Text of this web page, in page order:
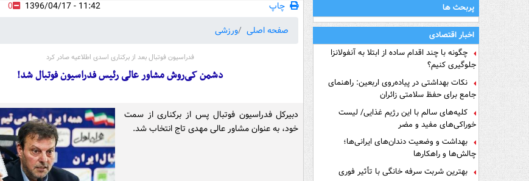
پربحث ها
اخبار اقتصادی
چگونه با چند اقدام ساده از ابتلا به آنفولانزا
جلوگیری کنیم؟
نکات بهداشتی در پیاده‌روی اربعین: راهنمای
جامع برای حفظ سلامتی زائران
کلیه‌های سالم با این رژیم غذایی/ لیست
خوراکی‌های مفید و مضر
بهداشت و وضعیت دندان‌های ایرانی‌ها؛
چالش‌ها و راهکارها
بهترین شربت سرفه خانگی با تأثیر فوری
چاپ 0
11:42 - 1396/04/17
صفحه اصلی
ورزشی
فدراسیون فوتبال بعد از برکناری اسدی اطلاعیه صادر کرد
دشمن کی‌روش مشاور عالی رئیس فدراسیون فوتبال شد!
دبیرکل فدراسیون فوتبال پس از برکناری از سمت
خود، به عنوان مشاور عالی مهدی تاج انتخاب شد.